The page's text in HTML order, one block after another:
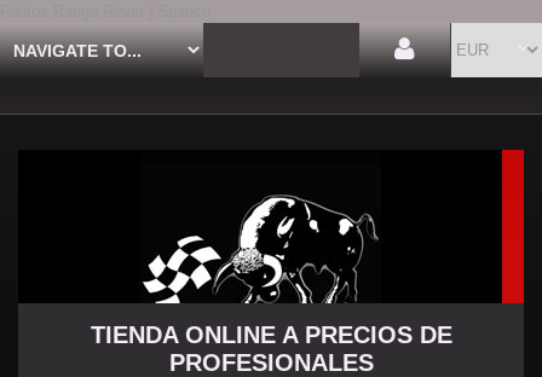
TIENDA ONLINE A PRECIOS DE
PROFESIONALES